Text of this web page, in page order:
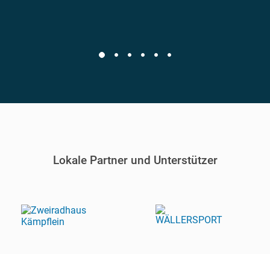
Lokale Partner und Unterstützer